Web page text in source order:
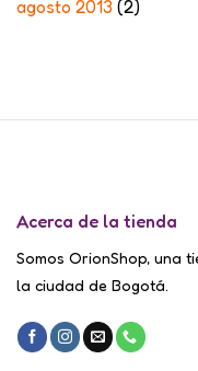
agosto 2013 (2)
Acerca de la tienda
Somos OrionShop, una
la ciudad de Bogotá.